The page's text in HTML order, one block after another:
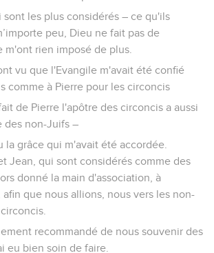
sont les plus considérés – ce qu'ils
peu, Dieu ne fait pas de
m'ont rien imposé de plus.
vu que l'Evangile m'avait été confié
comme à Pierre pour les circoncis
de Pierre l'apôtre des circoncis a aussi
des non-Juifs –
la grâce qui m'avait été accordée.
Jean, qui sont considérés comme des
donné la main d'association, à
afin que nous allions, nous vers les non-
recommandé de nous souvenir des
eu bien soin de faire.